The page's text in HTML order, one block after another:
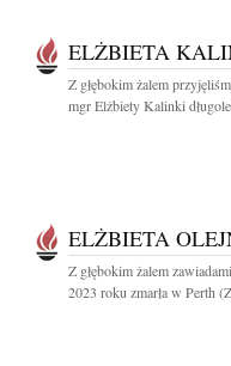
ELŻBIETA
Z głębokim żalem
mgr Elżbiety Kalinki
ELŻBIETA
Z głębokim żalem
2023 roku zmarła w Perth